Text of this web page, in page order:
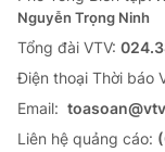
Nguyễn Trọng Ninh
Tổng đài VTV:
Ðiện thoại Thời báo
Email:
Liên hệ quảng cáo: